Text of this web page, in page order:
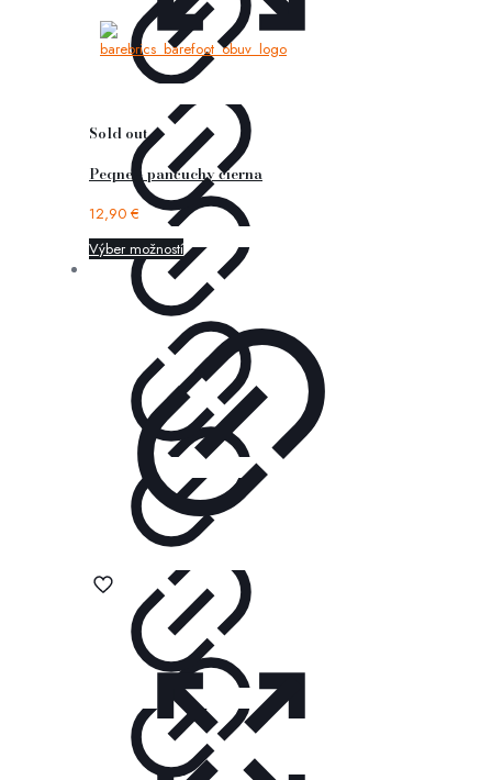
Sold out
Peqne – pančuchy čierna
12,90 €
Výber možností